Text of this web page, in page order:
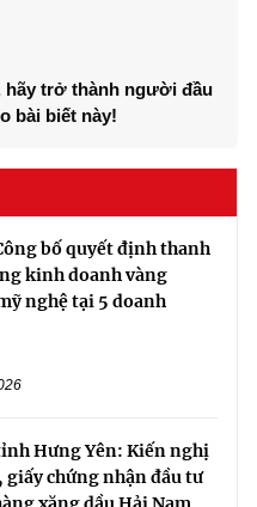
hãy trở thành người đầu
bài biết này!
bố quyết định thanh
kinh doanh vàng
nghệ tại 5 doanh
Hưng Yên: Kiến nghị
giấy chứng nhận đầu tư